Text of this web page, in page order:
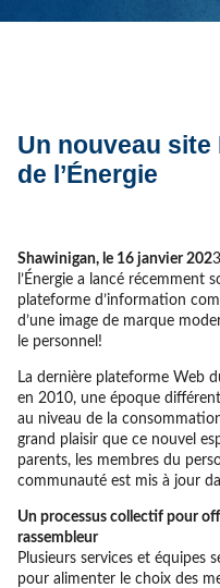
Un nouveau site
de l’Énergie
Shawinigan, le 16 janvier 202
l’Énergie a lancé récemment
plateforme d’information
d’une image de marque
le personnel!
La dernière plateforme Web
en 2010, une époque
au niveau de la
grand plaisir que ce nouvel
parents, les membres du
communauté est mis à jour
Un processus collectif pour
rassembleur
Plusieurs services et équipes
pour alimenter le choix des